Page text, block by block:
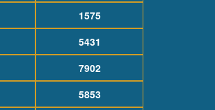
1575
5431
7902
5853